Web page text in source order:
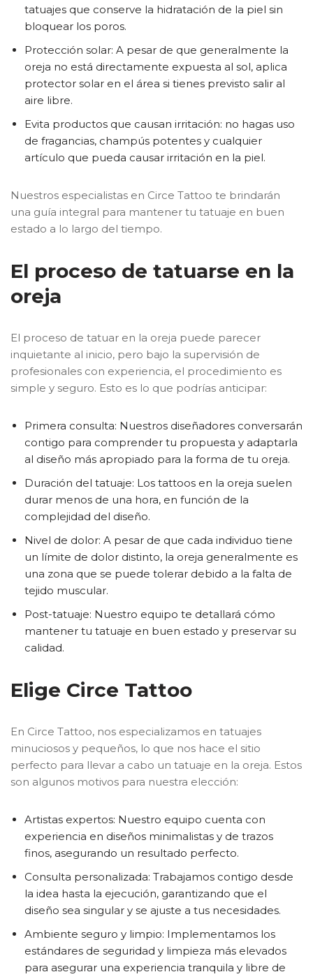
tatuajes que conserve la hidratación de la piel sin
bloquear los poros.
Protección solar: A pesar de que generalmente la
oreja no está directamente expuesta al sol, aplica
protector solar en el área si tienes previsto salir al
aire libre.
Evita productos que causan irritación: no hagas uso
de fragancias, champús potentes y cualquier
artículo que pueda causar irritación en la piel.
Nuestros especialistas en Circe Tattoo te brindarán
una guía integral para mantener tu tatuaje en buen
estado a lo largo del tiempo.
El proceso de tatuarse en la
oreja
El proceso de tatuar en la oreja puede parecer
inquietante al inicio, pero bajo la supervisión de
profesionales con experiencia, el procedimiento es
simple y seguro. Esto es lo que podrías anticipar:
Primera consulta: Nuestros diseñadores conversarán
contigo para comprender tu propuesta y adaptarla
al diseño más apropiado para la forma de tu oreja.
Duración del tatuaje: Los tattoos en la oreja suelen
durar menos de una hora, en función de la
complejidad del diseño.
Nivel de dolor: A pesar de que cada individuo tiene
un límite de dolor distinto, la oreja generalmente es
una zona que se puede tolerar debido a la falta de
tejido muscular.
Post-tatuaje: Nuestro equipo te detallará cómo
mantener tu tatuaje en buen estado y preservar su
calidad.
Elige Circe Tattoo
En Circe Tattoo, nos especializamos en tatuajes
minuciosos y pequeños, lo que nos hace el sitio
perfecto para llevar a cabo un tatuaje en la oreja. Estos
son algunos motivos para nuestra elección:
Artistas expertos: Nuestro equipo cuenta con
experiencia en diseños minimalistas y de trazos
finos, asegurando un resultado perfecto.
Consulta personalizada: Trabajamos contigo desde
la idea hasta la ejecución, garantizando que el
diseño sea singular y se ajuste a tus necesidades.
Ambiente seguro y limpio: Implementamos los
estándares de seguridad y limpieza más elevados
para asegurar una experiencia tranquila y libre de